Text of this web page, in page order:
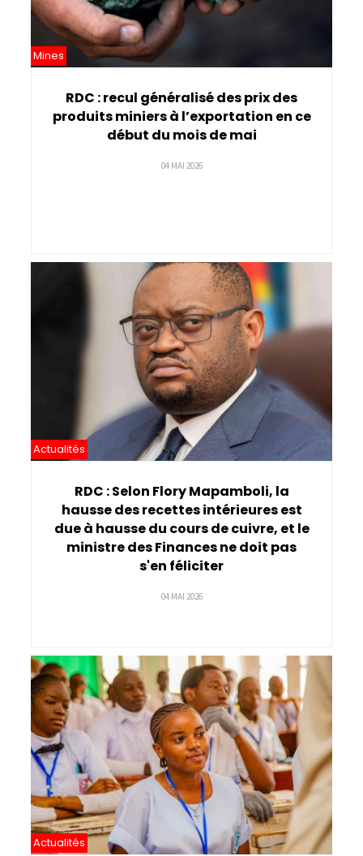
Mines
RDC : recul généralisé des prix des
produits miniers à l’exportation en ce
début du mois de mai
04 MAI 2026
Actualités
RDC : Selon Flory Mapamboli, la
hausse des recettes intérieures est
due à hausse du cours de cuivre, et le
ministre des Finances ne doit pas
s'en féliciter
04 MAI 2026
Actualités